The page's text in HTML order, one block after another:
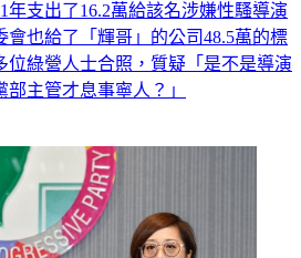
年支出了16.2萬給該名涉嫌性騷導演
會也給了「輝哥」的公司48.5萬的標
位綠營人士合照，質疑「是不是導演
主管才息事寧人？」